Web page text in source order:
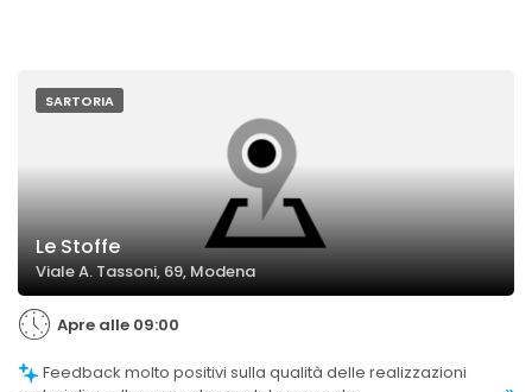
SARTORIA
Le Stoffe
Viale A. Tassoni, 69, Modena
Apre alle 09:00